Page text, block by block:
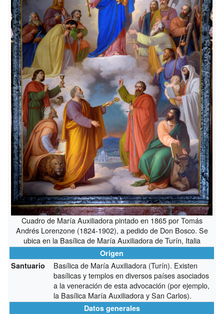
Cuadro de María Auxiliadora pintado en 1865 por Tomás
Andrés Lorenzone (1824-1902), a pedido de Don Bosco. Se
ubica en la Basílica de María Auxiliadora de Turín, Italia
Origen
Santuario
Basílica de María Auxiliadora (Turín). Existen
basílicas y templos en diversos países asociados
a la veneración de esta advocación (por ejemplo,
la Basílica María Auxiliadora y San Carlos).
Datos generales